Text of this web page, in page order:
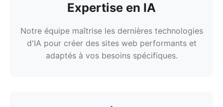
Expertise en IA
Notre équipe maîtrise les dernières technologies
d'IA pour créer des sites web performants et
adaptés à vos besoins spécifiques.